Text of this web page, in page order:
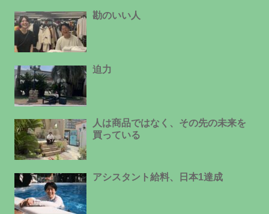
勘のいい人
迫力
人は商品ではなく、その先の未来を
買っている
アシスタント給料、日本1達成